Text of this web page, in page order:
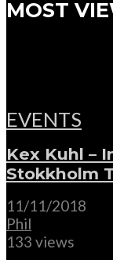
MOST
EVENTS
Kex Kuhl –
Stokkholm
11/11/2018
Phil
133 views